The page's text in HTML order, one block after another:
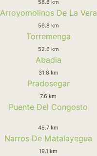
58.6 km
Arroyomolinos De La Vera
56.8 km
Torremenga
52.6 km
Abadia
31.8 km
Pradosegar
7.6 km
Puente Del Congosto
45.7 km
Narros De Matalayegua
19.1 km